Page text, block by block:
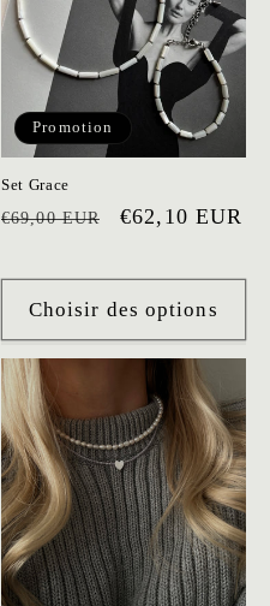
Promotion
Set Grace
Prix
€69,00 EUR
Prix
€62,10 EUR
Choisir des options